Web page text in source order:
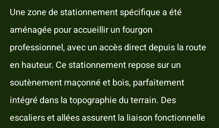
Une zone de stationnement spécifique a été
aménagée pour accueillir un fourgon
professionnel, avec un accès direct depuis la route
en hauteur. Ce stationnement repose sur un
soutènement maçonné et bois, parfaitement
intégré dans la topographie du terrain. Des
escaliers et allées assurent la liaison fonctionnelle